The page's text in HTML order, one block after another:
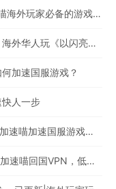
《我叫MT：经典再现》全网上线｜加速喵海外玩家必备的游戏加速器
穿搭游戏《以闪亮之名》今日全网上线｜海外华人玩《以闪亮之名》有延迟高卡顿问题怎么办？
加速国服游戏？
快人一步
《三国志・战棋版》3月17日全网公测｜加速喵加速国服游戏全网最快
《舞动星闪耀》3月16日正式公测｜下载加速喵回国VPN，低延迟无卡顿，提升游戏体验